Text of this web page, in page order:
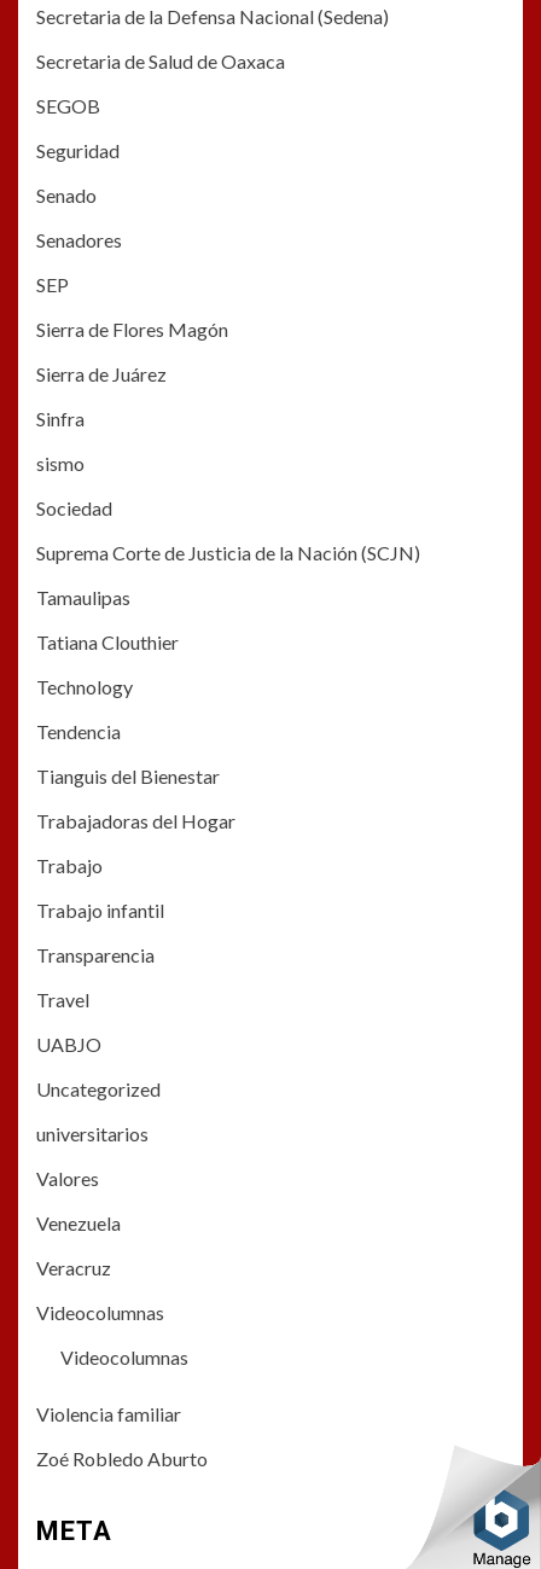
Secretaria de la Defensa Nacional (Sedena)
Secretaria de Salud de Oaxaca
SEGOB
Seguridad
Senado
Senadores
SEP
Sierra de Flores Magón
Sierra de Juárez
Sinfra
sismo
Sociedad
Suprema Corte de Justicia de la Nación (SCJN)
Tamaulipas
Tatiana Clouthier
Technology
Tendencia
Tianguis del Bienestar
Trabajadoras del Hogar
Trabajo
Trabajo infantil
Transparencia
Travel
UABJO
Uncategorized
universitarios
Valores
Venezuela
Veracruz
Videocolumnas
Videocolumnas
Violencia familiar
Zoé Robledo Aburto
META